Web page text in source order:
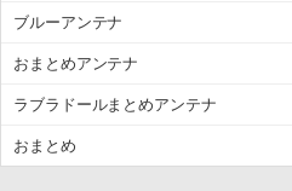
ブルーアンテナ
おまとめアンテナ
ラブラドールまとめアンテナ
おまとめ